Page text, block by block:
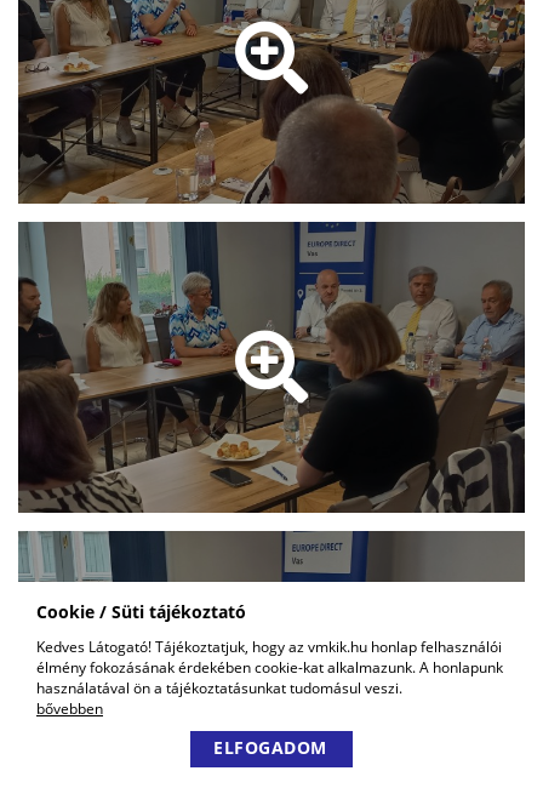
Cookie / Süti tájékoztató
Kedves Látogató! Tájékoztatjuk, hogy az vmkik.hu honlap felhasználói
élmény fokozásának érdekében cookie-kat alkalmazunk. A honlapunk
használatával ön a tájékoztatásunkat tudomásul veszi.
bővebben
ELFOGADOM